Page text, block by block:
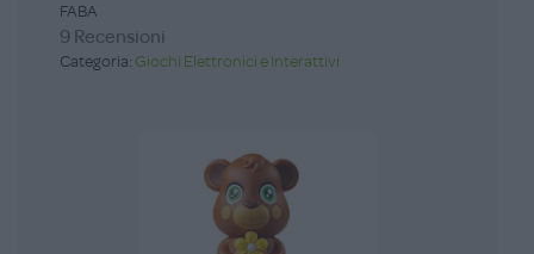
FABA
9 Recensioni
Categoria: Giochi Elettronici e Interattivi